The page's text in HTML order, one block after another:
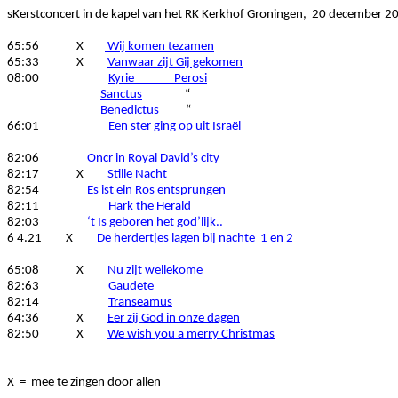
sKerstconcert in de kapel van het RK Kerkhof Groningen, 20 december
65:56 X
Wij komen tezamen
65:33 X Vanwaar zijt Gij gekomen
08:00 Kyrie Perosi
Sanctus “
Benedictus “
66:01 Een ster ging op uit Israël
82:06 Oncr in Royal David’s city
82:17 X Stille Nacht
82:54
Es ist ein Ros entsprungen
82:11 Hark the Herald
82:03
‘t Is geboren het god’lijk..
6 4.21 X De herdertjes lagen bij nachte 1 en 2
65:08 X Nu zijt wellekome
82:63 Gaudete
82:14 Transeamus
64:36 X Eer zij God in onze dagen
82:50 X We wish you a merry Christmas
X = mee te zingen door allen